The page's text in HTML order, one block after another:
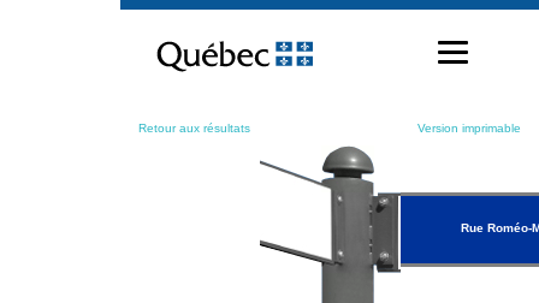
contenu
Retour aux résultats Version imprimable
Rue Roméo-